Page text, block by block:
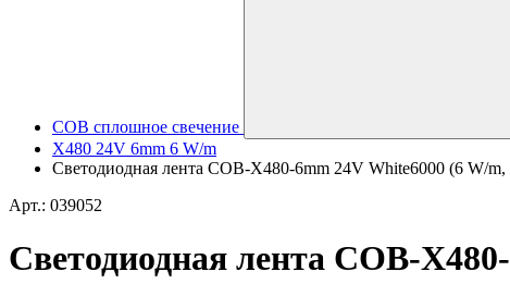
COB сплошное свечение
X480 24V 6mm 6 W/m
Светодиодная лента COB-X480-6mm 24V White6000 (6 W/
Арт.: 039052
Светодиодная лента COB-